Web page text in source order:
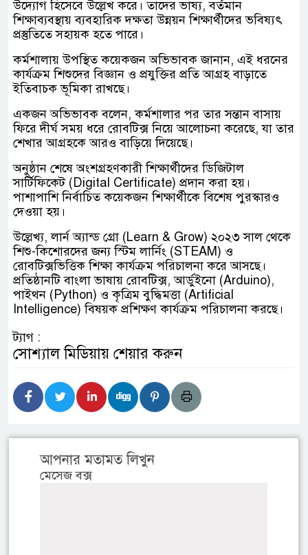
উদ্যোগ হিসেবে উল্লেখ করে। তাদের ভাষ্য, বর্তমান
শিক্ষাব্যবস্থায় ব্যবহারিক দক্ষতা উন্নয়ন শিক্ষার্থীদের ভবিষ্যৎ
প্রস্তুতিতে সহায়ক হতে পারে।
কর্মশালায় উপস্থিত কয়েকজন অভিভাবক জানান, এই ধরনের
কার্যক্রম শিশুদের বিজ্ঞান ও প্রযুক্তির প্রতি আগ্রহ বাড়াতে
ইতিবাচক ভূমিকা রাখছে।
একজন অভিভাবক বলেন, কর্মশালার পর তার সন্তান বাসায়
ফিরে দীর্ঘ সময় ধরে রোবটিক্স নিয়ে আলোচনা করেছে, যা তার
শেখার আগ্রহকে আরও বাড়িয়ে দিয়েছে।
অনুষ্ঠান শেষে অংশগ্রহণকারী শিক্ষার্থীদের ডিজিটাল
সার্টিফিকেট (Digital Certificate) প্রদান করা হয়।
পাশাপাশি নির্বাচিত কয়েকজন শিক্ষার্থীকে বিশেষ পুরস্কারও
দেওয়া হয়।
উল্লেখ্য, লার্ন অ্যান্ড গ্রো (Learn & Grow) ২০২৩ সাল থেকে
শিশু-কিশোরদের জন্য স্টিম লার্নিং (STEAM) ও
রোবটিক্সভিত্তিক শিক্ষা কার্যক্রম পরিচালনা করে আসছে।
প্রতিষ্ঠানটি বাংলা ভাষায় রোবটিক্স, আর্ডুইনো (Arduino),
পাইথন (Python) ও কৃত্রিম বুদ্ধিমত্তা (Artificial
Intelligence) বিষয়ক প্রশিক্ষণ কার্যক্রম পরিচালনা করছে।
ট্যাগ :
সোশ্যাল মিডিয়ায় শেয়ার করুন
আপনার মতামত লিখুন
মেসেজ বক্স